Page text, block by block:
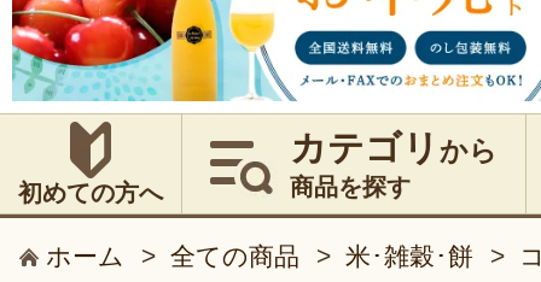
初めての方へ
カテゴリ から
商品を探す
ホーム > 全ての商品 > 米･雑穀･餅 >